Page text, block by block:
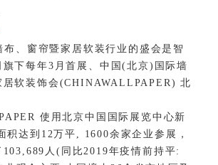
、窗帘暨家居软装行业的盛会是智
旗下每年3月首展、中国(北京)国际墙
居软装饰会(CHINAWALLPAPER) 北
使用北京中国国际展览中心新
积达到12万平, 1600余家企业参展，
103,689人(同比2019年疫情前持平: